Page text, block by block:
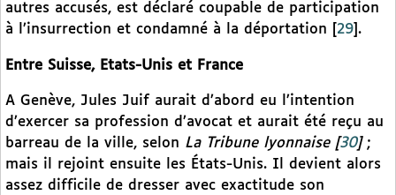
autres accusés, est déclaré coupable de participation
à l’insurrection et condamné à la déportation
29 .
Entre Suisse, Etats-Unis et France
A Genève, Jules Juif aurait d’abord eu l’intention
d’exercer sa profession d’avocat et aurait été reçu au
barreau de la ville, selon La Tribune lyonnaise[30];
mais il rejoint ensuite les États-Unis. Il devient alors
assez difficile de dresser avec exactitude son